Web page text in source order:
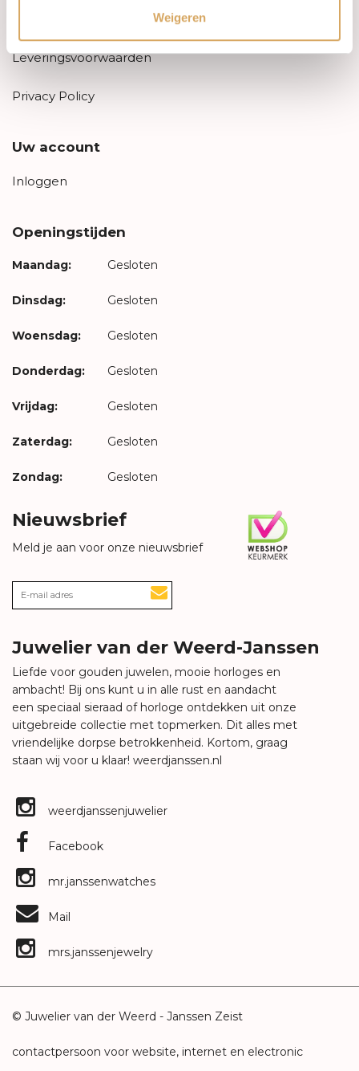
Weigeren
Levertijd & verzendkosten
Leveringsvoorwaarden
Privacy Policy
Uw account
Inloggen
Openingstijden
Maandag: Gesloten
Dinsdag: Gesloten
Woensdag: Gesloten
Donderdag: Gesloten
Vrijdag: Gesloten
Zaterdag: Gesloten
Zondag: Gesloten
Nieuwsbrief
Meld je aan voor onze nieuwsbrief
Juwelier van der Weerd-Janssen
Liefde voor gouden juwelen, mooie horloges en
ambacht! Bij ons kunt u in alle rust en aandacht
een speciaal sieraad of horloge ontdekken uit onze
uitgebreide collectie met topmerken. Dit alles met
vriendelijke dorpse betrokkenheid. Kortom, graag
staan wij voor u klaar! weerdjanssen.nl
weerdjanssenjuwelier
Facebook
mr.janssenwatches
Mail
mrs.janssenjewelry
© Juwelier van der Weerd - Janssen Zeist
contactpersoon voor website, internet en electronic